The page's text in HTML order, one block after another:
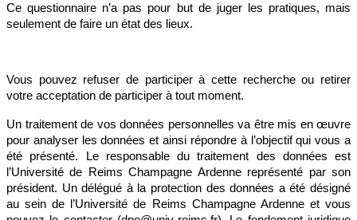
Ce questionnaire n’a pas pour but de juger les pratiques, mais
seulement de faire un état des lieux.
Vous pouvez refuser de participer à cette recherche ou retirer
votre acceptation de participer à tout moment.
Un traitement de vos données personnelles va être mis en œuvre
pour analyser les données et ainsi répondre à l’objectif qui vous a
été présenté. Le responsable du traitement des données est
l’Université de Reims Champagne Ardenne représenté par son
président. Un délégué à la protection des données a été désigné
au sein de l’Université de Reims Champagne Ardenne et vous